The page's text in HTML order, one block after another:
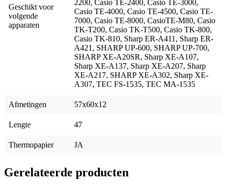
Geschikt voor
volgende
apparaten
2200, Casio TE-2400, Casio TE-3000,
Casio TE-4000, Casio TE-4500, Casio TE-
7000, Casio TE-8000, CasioTE-M80, Casio
TK-T200, Casio TK-T500, Casio TK-800,
Casio TK-810, Sharp ER-A411, Sharp ER-
A421, SHARP UP-600, SHARP UP-700,
SHARP XE-A20SR, Sharp XE-A107,
Sharp XE-A137, Sharp XE-A207, Sharp
XE-A217, SHARP XE-A302, Sharp XE-
A307, TEC FS-1535, TEC MA-1535
Afmetingen 57x60x12
Lengte 47
Thermopapier JA
Gerelateerde producten